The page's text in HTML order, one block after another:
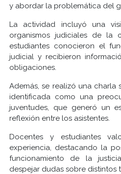
y abordar la problemática del
La actividad incluyó una
organismos judiciales de la
estudiantes conocieron el
judicial y recibieron
obligaciones.
Además, se realizó una charla
identificada como una
juventudes, que generó un
reflexión entre los asistentes.
Docentes y estudiantes
experiencia, destacando la
funcionamiento de la
despejar dudas sobre distintos